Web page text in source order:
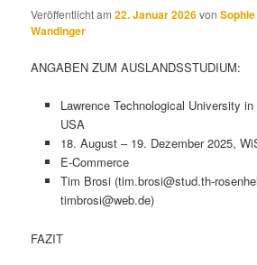
Veröffentlicht am22. Januar 2026vonSophie
Wandinger
ANGABEN ZUM AUSLANDSSTUDIUM:
Lawrence Technological University
USA
18. August – 19. Dezember 2025,
E-Commerce
Tim Brosi (tim.brosi@stud.th-
timbrosi@web.de)
FAZIT